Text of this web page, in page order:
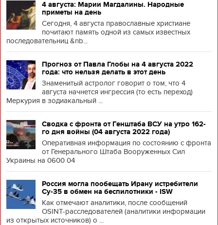
4 августа: Марии Магдалины. Народные
приметы на день
Сегодня, 4 августа православные христиане
почитают память одной из самых известных
последовательниц &nb...
Прогноз от Павла Глобы на 4 августа 2022
года: что нельзя делать в этот день
Знаменитый астролог говорит о том, что 4
августа начнется ингрессия (то есть переход)
Меркурия в зодиакальный ...
Сводка с фронта от Генштаба ВСУ на утро 162-
го дня войны (04 августа 2022 года)
Оперативная информация по состоянию с фронта
от Генерального Штаба Вооруженных Сил
Украины на 0600 04
Россия могла пообещать Ирану истребители
Су-35 в обмен на беспилотники - ISW
Как отмечают аналитики, после сообщений
OSINT-расследователей (аналитики информации
из открытых источников) о ...